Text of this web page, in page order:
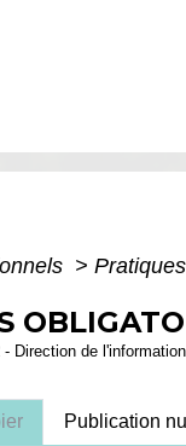
>
Direction de
Publication